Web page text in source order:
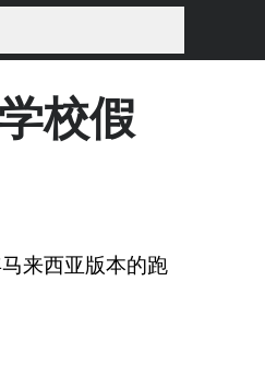
校假
来西亚版本的跑